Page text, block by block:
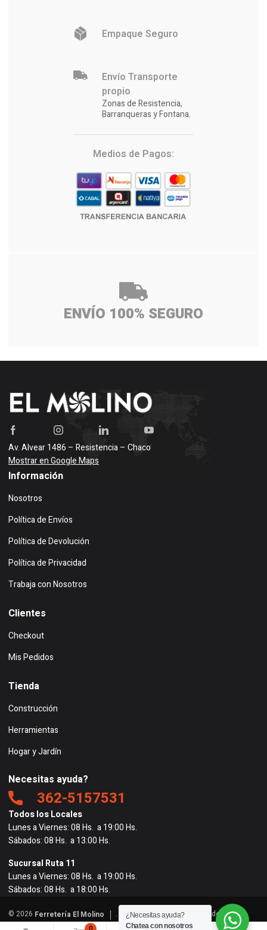
Empaque Seguro
Envío Transporte
propio
Zonas de Resistencia,
Barranqueras y Fontana.
Medios de Pagos:
ENVÍO 100% SEGURO
Av. Alvear 1486 – Resistencia – Chaco
Mostrar en Google Maps
Información
Nosotros
Política de Envíos
Política de Devolución
Política de Privacidad
Trabaja con Nosotros
Clientes
Checkout
Mis Pedidos
Tienda
Construcción
Herramientas
Hogar y Jardín
Necesitas ayuda?
362-5157531
Todos los Locales
Lunes a Viernes: 08 Hs. a 19:00 Hs.
Sábados: 08 Hs. a 13:00 Hs.
Sucursal Ruta 11
Lunes a Viernes: 08 Hs. a 19:00 Hs.
Sábados: 08 Hs. a 18:00 Hs.
© 2026 Ferretería El Molino
. Todos los derechos reservados. |
Powered by
BigRedes
¿Necesitas ayuda?
Chatea con nosotros